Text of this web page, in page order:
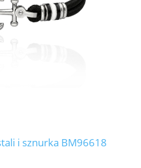
i sznurka BM96618